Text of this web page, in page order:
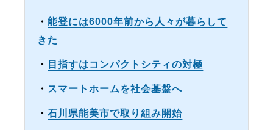
・能登には6000年前から人々が暮らして
きた
・ 目指すはコンパクトシティの対極
・ スマートホームを社会基盤へ
・石川県能美市で取り組み開始